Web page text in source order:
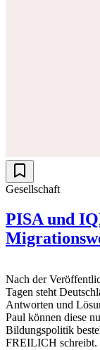
Gesellschaft
PISA und
Nach der
Tagen steht
Antworten und
Paul können diese
Bildungspolitik
FREILICH schreibt.